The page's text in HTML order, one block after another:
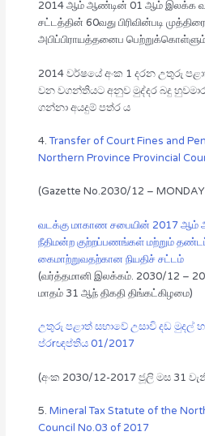
2014 ஆம் ஆண்டின் 01 ஆம் இலக்க
சட்டத்தின் 60வது பிரிவின்படி
அபிப்பிராயத்தனைப
2014 වර්ෂයේ අංක 1 දරන උතුරු
වන වගන්තියට අනුව මුද්දර බදු
ගන්නා අයදුම් පත්ර ය
4.Transfer of Court Fines and
Northern Province Provincial
(Gazette No.2030/12 – MONDAY
வடக்கு மாகாண சபையின் 2017
நீதிமன்ற குற்றப்பணங்கள் மற்றும்
கைமாற்றுவதற்கான நியதிச் சட்டம்
(வர்த்தமானி இலக்கம். 2030/12 –
மாதம் 31 ஆந் திகதி திங்கட்கிழமை)
උතුරු පළාත් සභාවේ උසාවි දඩ මුදල්
ප්රrඥප්තිය 01/2017
(අංක 2030/12-2017 ජූලි මස 31
5. Mineral Tax Statute of the
Council No.03 of 2017